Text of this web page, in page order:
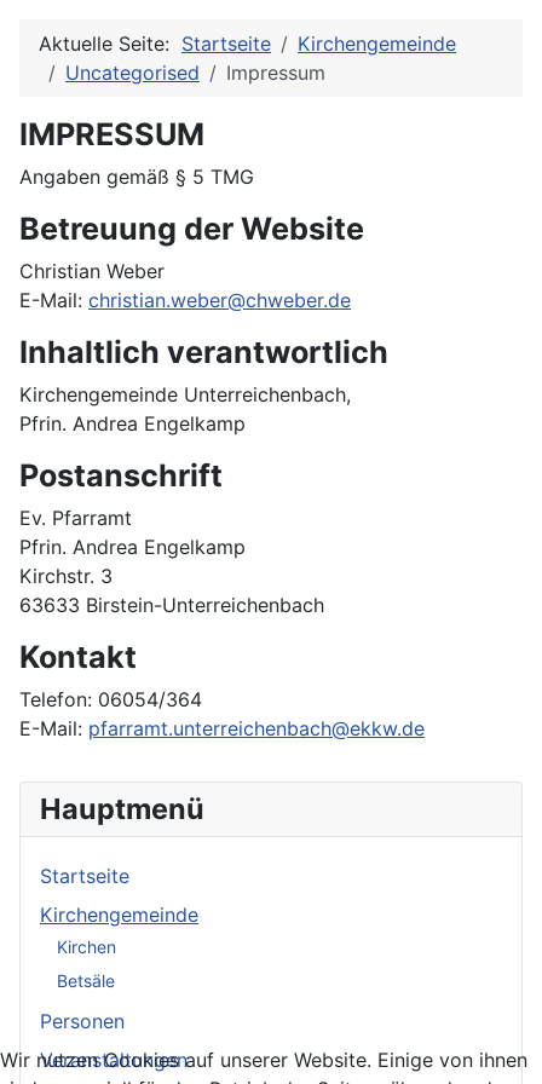
Hauptmenü
Startseite
Kirchengemeinde
Kirchen
Betsäle
Personen
Veranstaltungen
Aktuelle Seite: Startseite
Kirchengemeinde
Uncategorised
Impressum
IMPRESSUM
Angaben gemäß § 5 TMG
Betreuung der Website
Christian Weber
E-Mail: christian.weber@chweber.de
Inhaltlich verantwortlich
Kirchengemeinde Unterreichenbach,
Pfrin. Andrea Engelkamp
Postanschrift
Ev. Pfarramt
Pfrin. Andrea Engelkamp
Kirchstr. 3
63633 Birstein-Unterreichenbach
Kontakt
Telefon: 06054/364
E-Mail: pfarramt.unterreichenbach@ekkw.de
Wir nutzen Cookies auf unserer Website. Einige von ihnen